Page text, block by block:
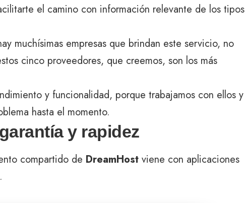
el camino con información relevante de los tipos
muchísimas empresas que brindan este servicio, no
cinco proveedores, que creemos, son los más
y funcionalidad, porque trabajamos con ellos y
hasta el momento.
y rapidez
compartido de DreamHost viene con aplicaciones